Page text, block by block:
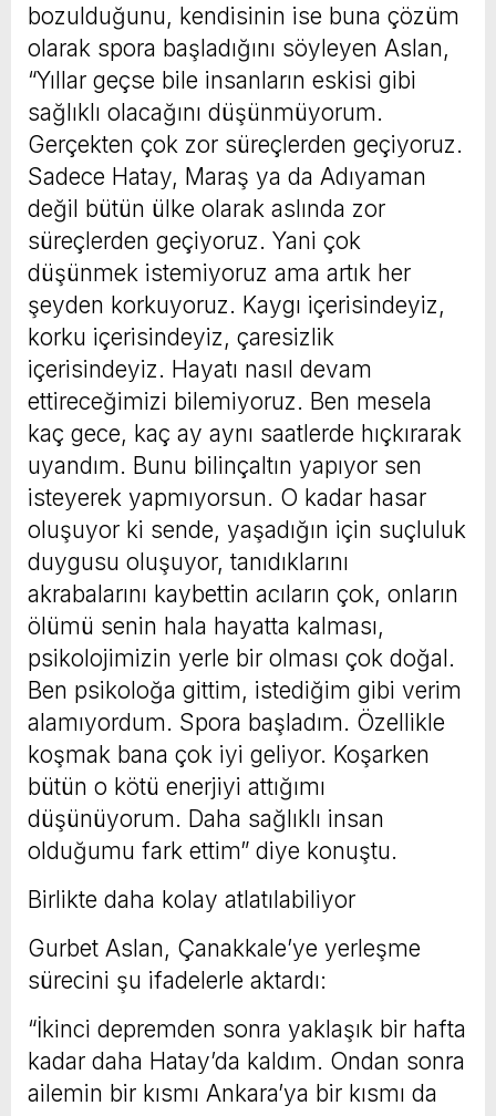
bozulduğunu, kendisinin ise buna çözüm
olarak spora başladığını söyleyen Aslan,
“Yıllar geçse bile insanların eskisi gibi
sağlıklı olacağını düşünmüyorum.
Gerçekten çok zor süreçlerden geçiyoruz.
Sadece Hatay, Maraş ya da Adıyaman
değil bütün ülke olarak aslında zor
süreçlerden geçiyoruz. Yani çok
düşünmek istemiyoruz ama artık her
şeyden korkuyoruz. Kaygı içerisindeyiz,
korku içerisindeyiz, çaresizlik
içerisindeyiz. Hayatı nasıl devam
ettireceğimizi bilemiyoruz. Ben mesela
kaç gece, kaç ay aynı saatlerde hıçkırarak
uyandım. Bunu bilinçaltın yapıyor sen
isteyerek yapmıyorsun. O kadar hasar
oluşuyor ki sende, yaşadığın için suçluluk
duygusu oluşuyor, tanıdıklarını
akrabalarını kaybettin acıların çok, onların
ölümü senin hala hayatta kalması,
psikolojimizin yerle bir olması çok doğal.
Ben psikoloğa gittim, istediğim gibi verim
alamıyordum. Spora başladım. Özellikle
koşmak bana çok iyi geliyor. Koşarken
bütün o kötü enerjiyi attığımı
düşünüyorum. Daha sağlıklı insan
olduğumu fark ettim” diye konuştu.
Birlikte daha kolay atlatılabiliyor
Gurbet Aslan, Çanakkale’ye yerleşme
sürecini şu ifadelerle aktardı:
“İkinci depremden sonra yaklaşık bir hafta
kadar daha Hatay’da kaldım. Ondan sonra
ailemin bir kısmı Ankara’ya bir kısmı da